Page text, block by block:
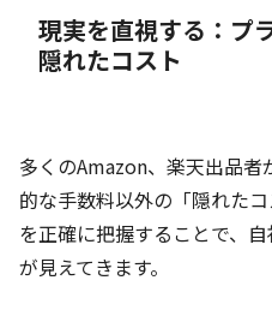
現実を直視する：プ
隠れたコスト
多くのAmazon、楽天出品
的な手数料以外の「隠れた
を正確に把握することで、
が見えてきます。